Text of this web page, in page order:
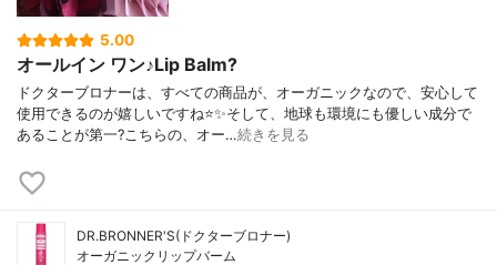
5.00
オールイン ワン♪Lip Balm?
ドクターブロナーは、すべての商品が、オーガニックなので、安心して
使用できるのが嬉しいですね⭐️✨そして、地球も環境にも優しい成分で
あることが第一?こちらの、オー…続きを見る
DR.BRONNER'S(ドクターブロナー)
オーガニックリップバーム